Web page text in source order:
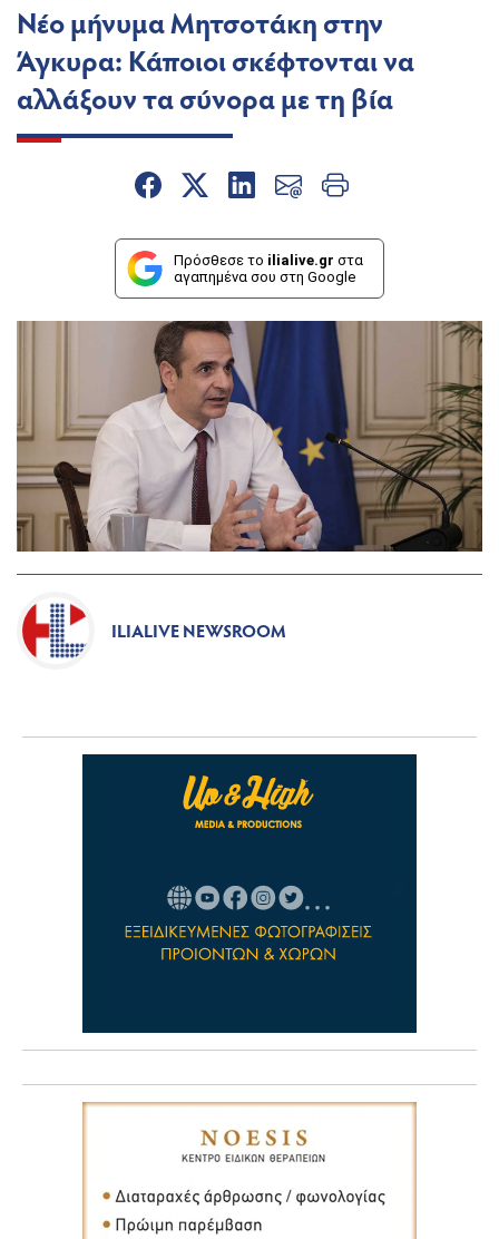
Νέο μήνυμα Μητσοτάκη στην
Άγκυρα: Κάποιοι σκέφτονται να
αλλάξουν τα σύνορα με τη βία
Πρόσθεσε το ilialive.gr στα
αγαπημένα σου στη Google
ILIALIVE NEWSROOM